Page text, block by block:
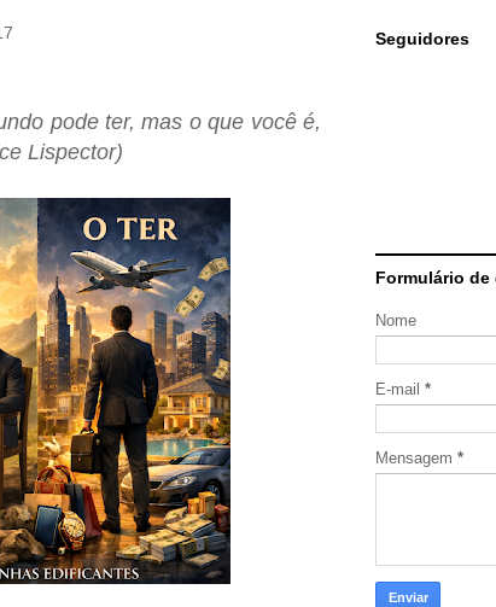
pode ter, mas o que você é,
Lispector)
Seguidores
Formulário de
Nome
E-mail *
Mensagem *